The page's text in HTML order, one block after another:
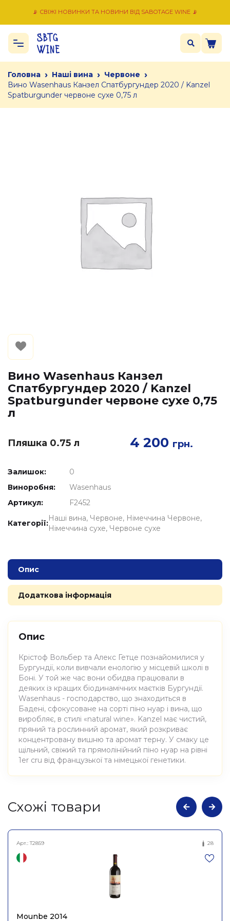
📡 СВІЖІ НОВИНКИ ТА НОВИНИ ВІД SABOTAGE WINE 📡
Головна › Наші вина › Червоне ›
Вино Wasenhaus Канзел Спатбургундер 2020 / Kanzel
Spatburgunder червоне сухе 0,75 л
Вино Wasenhaus Канзел
Спатбургундер 2020 / Kanzel
Spatburgunder червоне сухе 0,75
л
Пляшка 0.75 л 4 200 грн.
Залишок:
0
Виноробня:
Wasenhaus
Артикул:
F2452
Категорії:
Наші вина Червоне Німеччина Червоне
Німеччина сухе Червоне сухе
Опис
Додаткова інформація
Опис
Крістоф Вольбер та Алекс Гетце познайомилися у
Бургундії, коли вивчали енологію у місцевій школі в
Боні. У той же час вони обидва працювали в
деяких із кращих біодинамічних маєтків Бургундії.
Wasenhaus - господарство, що знаходиться в
Бадені, сфокусоване на сорті піно нуар і вина, що
виробляє, в стилі «natural wine». Kanzel має чистий,
пряний та рослинний аромат, який розкриває
концентровану вишню та аромат терну. У смаку це
щільний, свіжий та прямолінійний піно нуар на рівні
1er cru від французької та німецької генетики.
Атрибути
натуральне сухе червоне
Шпетбургундер Канзел
2023, Wasenhaus 0,75л
Cхожі товари
Арт.:T2859 28
Mounbe 2014